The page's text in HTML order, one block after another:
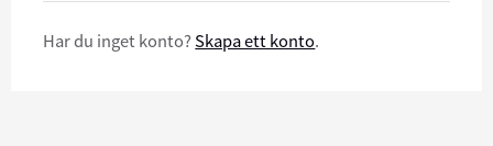
Har du inget konto? Skapa ett konto.